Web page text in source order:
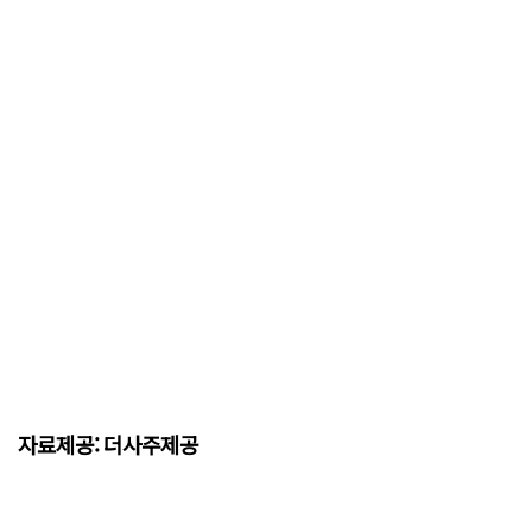
자료제공: 더사주제공